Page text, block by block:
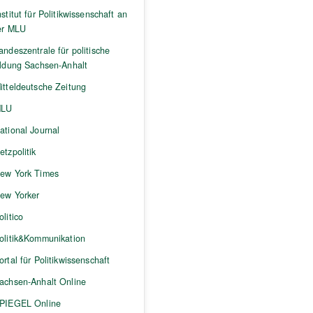
für Politikwissenschaft an
MLU
für politische
Sachsen-Anhalt
Zeitung
Journal
York Times
Yorker
für Politikwissenschaft
Anhalt Online
Online